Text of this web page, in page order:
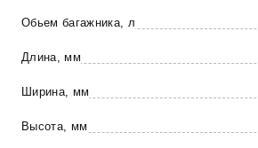
Обьем багажника, л
Длина, мм
Ширина, мм
Высота, мм